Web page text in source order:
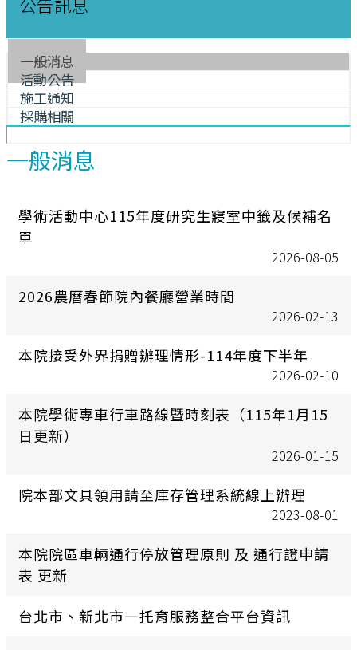
一般消息
活動公告
施工通知
採購相關
一般消息
學術活動中心115年度研究生寢室中籤及候補名
單
2026-08-05
2026農曆春節院內餐廳營業時間
2026-02-13
本院接受外界捐贈辦理情形-114年度下半年
2026-02-10
本院學術專車行車路線暨時刻表（115年1月15
日更新）
2026-01-15
院本部文具領用請至庫存管理系統線上辦理
2023-08-01
本院院區車輛通行停放管理原則 及 通行證申請
表 更新
台北市、新北市—托育服務整合平台資訊